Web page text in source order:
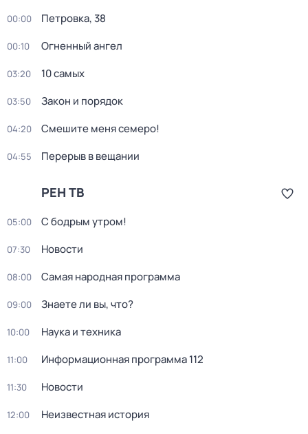
00:00 Петровка, 38
00:10 Огненный ангел
03:20 10 самых
03:50 Закон и порядок
04:20 Смешите меня семеро!
04:55 Перерыв в вещании
РЕН ТВ
05:00 С бодрым утром!
07:30 Новости
08:00 Самая народная программа
09:00 Знаете ли вы, что?
10:00 Наука и техника
11:00 Информационная программа 112
11:30 Новости
12:00 Неизвестная история